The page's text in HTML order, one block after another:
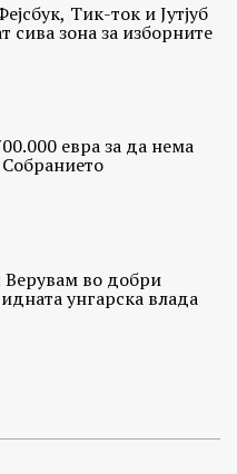
Тик-ток и Јутјуб
сива зона за изборните
евра за да нема
Собранието
во добри
унгарска влада